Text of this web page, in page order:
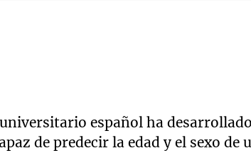
español ha
de predecir la edad y el sexo